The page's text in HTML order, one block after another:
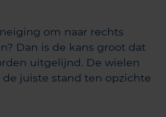
om naar rechts
Dan is de kans groot dat
uitgelijnd. De wielen
juiste stand ten opzichte